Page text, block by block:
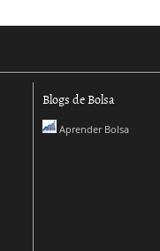
Blogs de Bolsa
Aprender Bolsa